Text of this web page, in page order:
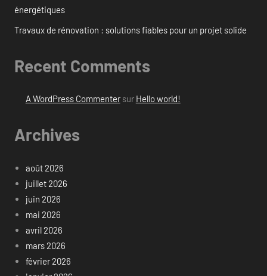
énergétiques
Travaux de rénovation : solutions fiables pour un projet solide
Recent Comments
A WordPress Commentersur Hello world!
Archives
août 2026
juillet 2026
juin 2026
mai 2026
avril 2026
mars 2026
février 2026